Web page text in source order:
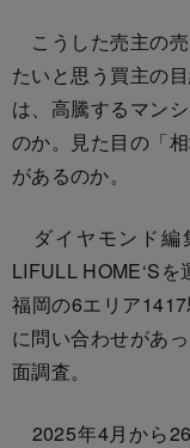
こうした売主の
たいと思う買主の
は、高騰するマン
のか。見た目の「
があるのか。
ダイヤモンド編
LIFULL HOME‘S
福岡の6エリア
に問い合わせがあ
面調査。
2025年4月から